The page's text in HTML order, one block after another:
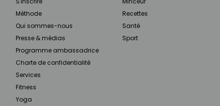
Méthode
Qui sommes-nous
Presse & médias
Programme ambassadrice
Charte de confidentialité
Services
Fitness
Yoga
Recettes
Santé
Sport